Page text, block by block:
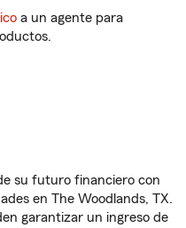
a un agente para
su futuro financiero con
en The Woodlands, TX.
garantizar un ingreso de